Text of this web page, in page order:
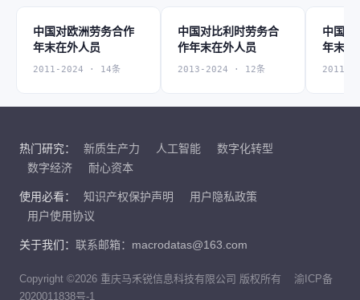
中国对欧洲劳务合作
年末在外人员
2011-2024 · 14条
中国对比利时劳务合
作年末在外人员
2013-2024 · 12条
中国对
年末在
2011-
热门研究： 新质生产力 人工智能
数字化转型
数字经济
耐心资本
使用必看： 知识产权保护声明
用户隐私政策
用户使用协议
关于我们： 联系邮箱：macrodatas@163.com
Copyright ©2026 重庆马禾锐信息科技有限公司 版权所有
渝ICP备
2020011838号-1